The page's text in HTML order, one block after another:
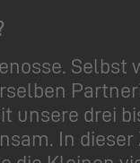
Selbst
unsere drei
In